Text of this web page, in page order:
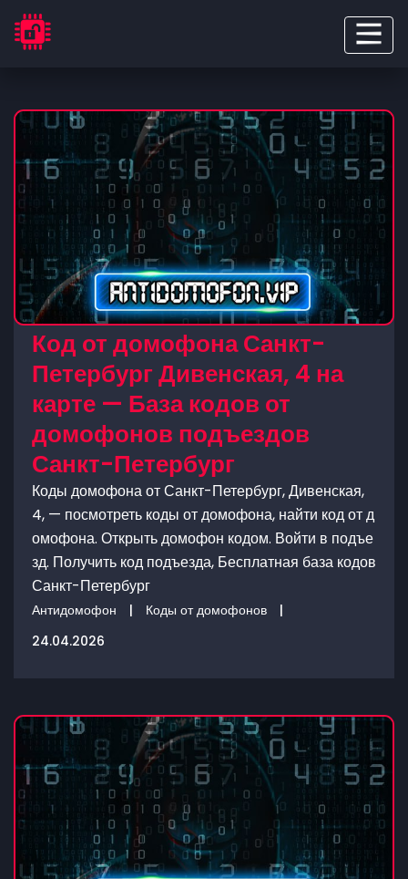
Код от домофона Санкт-
Петербург Дивенская, 4 на
карте — База кодов от
домофонов подъездов
Санкт-Петербург
Коды домофона от Санкт-Петербург, Дивенская,
4, — посмотреть коды от домофона, найти код от д
омофона. Открыть домофон кодом. Войти в подъе
зд. Получить код подъезда, Бесплатная база кодов
Санкт-Петербург
Антидомофон | Коды от домофонов
|
24.04.2026